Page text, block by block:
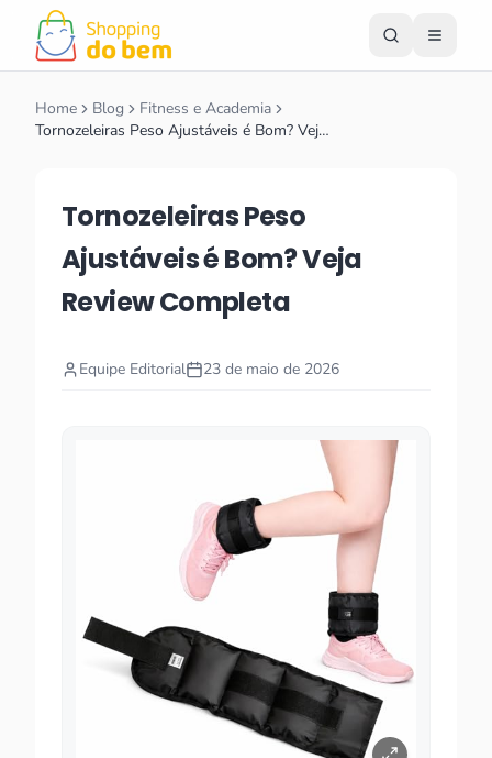
Home Blog
Fitness e Academia
Tornozeleiras Peso Ajustáveis é Bom? Vej…
Tornozeleiras Peso
Ajustáveis é Bom? Veja
Review Completa
Equipe Editorial 23 de maio de 2026